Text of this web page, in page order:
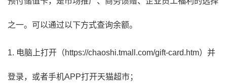
之一。可以通过以下方式查询余额。
1. 电脑上打开（https://chaoshi.tmall.com/gift-card.htm）并
登录，或者手机APP打开天猫超市；